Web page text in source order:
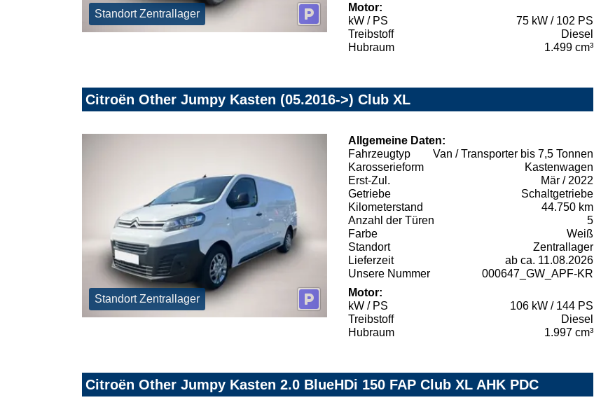
Standort Zentrallager
Motor:
kW / PS
75 kW / 102 PS
Treibstoff
Diesel
Hubraum
1.499 cm³
Citroën Other Jumpy Kasten (05.2016->) Club XL
Standort Zentrallager
Allgemeine Daten:
Fahrzeugtyp
Van / Transporter bis 7,5 Tonnen
Karosserieform
Kastenwagen
Erst-Zul.
Mär / 2022
Getriebe
Schaltgetriebe
Kilometerstand
44.750 km
Anzahl der Türen
5
Farbe
Weiß
Standort
Zentrallager
Lieferzeit
ab ca. 11.08.2026
Unsere Nummer
000647_GW_APF-KR
Motor:
kW / PS
106 kW / 144 PS
Treibstoff
Diesel
Hubraum
1.997 cm³
Citroën Other Jumpy Kasten 2.0 BlueHDi 150 FAP Club XL AHK PDC